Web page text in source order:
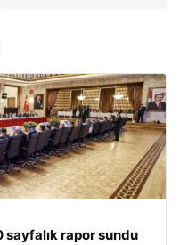
sayfalık rapor sundu